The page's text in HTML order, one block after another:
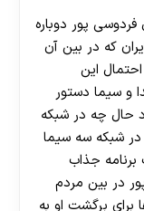
با ثبت نام در
پور دوباره
که در بین آن
این
و سیما دستور
حال چه در شبکه
در شبکه سه سیما
برنامه جذاب
در بین مردم
برگشت او به